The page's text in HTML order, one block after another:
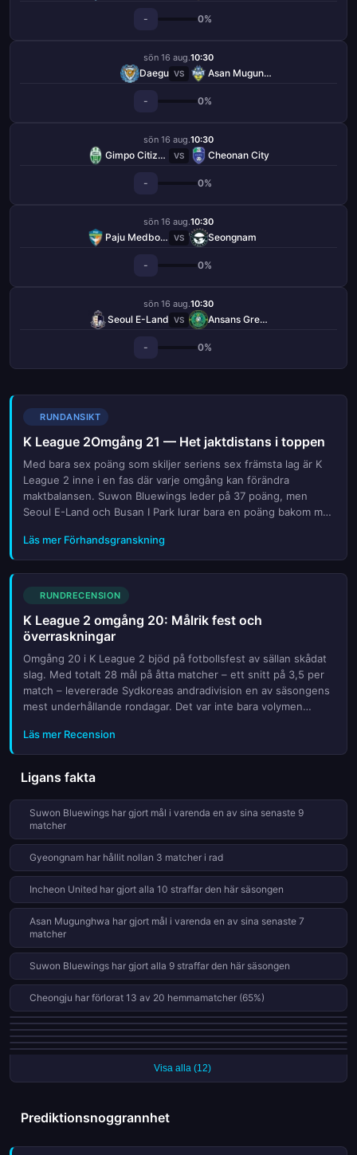
- 0%
sön 16 aug.10:30
Daegu VS Asan Mugunghwa
- 0%
sön 16 aug.10:30
Gimpo Citizens VS Cheonan City
- 0%
sön 16 aug.10:30
Paju Medborgare VS Seongnam
- 0%
sön 16 aug.10:30
Seoul E-Land VS Ansans Greeners
- 0%
RUNDANSIKT
K League 2Omgång 21 — Het jaktdistans i toppen
Med bara sex poäng som skiljer seriens sex främsta lag är K
League 2 inne i en fas där varje omgång kan förändra
maktbalansen. Suwon Bluewings leder på 37 poäng, men
Seoul E-Land och Busan I Park lurar bara en poäng bakom med
vacklat ...
Läs mer Förhandsgranskning
RUNDRECENSION
K League 2 omgång 20: Målrik fest och
överraskningar
Omgång 20 i K League 2 bjöd på fotbollsfest av sällan skådat
slag. Med totalt 28 mål på åtta matcher – ett snitt på 3,5 per
match – levererade Sydkoreas andradivision en av säsongens
mest underhållande rondagar. Det var inte bara volymen
fyra...
Läs mer Recension
Ligans fakta
Suwon Bluewings har gjort mål i varenda en av sina senaste 9
matcher
Gyeongnam har hållit nollan 3 matcher i rad
Incheon United har gjort alla 10 straffar den här säsongen
Asan Mugunghwa har gjort mål i varenda en av sina senaste 7
matcher
Suwon Bluewings har gjort alla 9 straffar den här säsongen
Cheongju har förlorat 13 av 20 hemmamatcher (65%)
Seongnam har gjort mål i varenda en av sina senaste 6 matcher
Cheonan City har fått 8 röda kort i 39 matcher den här säsongen
Ansans Greeners har förlorat 12 av 19 hemmamatcher (63%)
Suwon Bluewings har fått 7 röda kort i 39 matcher den här säsongen
Bucheon FC 1995 har gjort alla 7 straffar den här säsongen
Visa alla (12)
Prediktionsnoggrannhet